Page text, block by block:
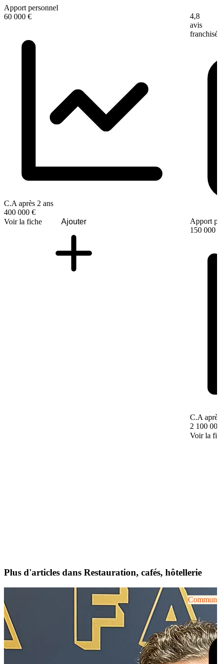
Apport personnel
60 000 €
C.A après 2 ans
400 000 €
Voir la fiche
Ajouter
4,8
avis
franchisé
Apport
150 000 €
C.A
2 100
Voir la
Plus d'articles dans Restauration, cafés, hôtellerie